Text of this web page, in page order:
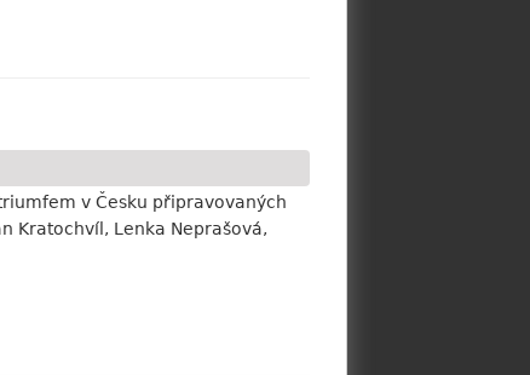
v Česku připravovaných
Kratochvíl, Lenka Neprašová,